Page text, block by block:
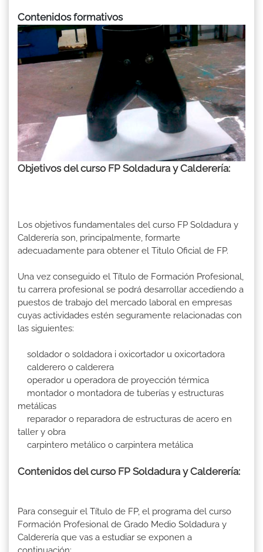
Contenidos formativos
Objetivos del curso FP Soldadura y Calderería:
Los objetivos fundamentales del curso FP Soldadura y
Calderería son, principalmente, formarte
adecuadamente para obtener el Titulo Oficial de FP.
Una vez conseguido el Título de Formación Profesional,
tu carrera profesional se podrá desarrollar accediendo a
puestos de trabajo del mercado laboral en empresas
cuyas actividades estén seguramente relacionadas con
las siguientes:
soldador o soldadora i oxicortador u oxicortadora
calderero o calderera
operador u operadora de proyección térmica
montador o montadora de tuberías y estructuras
metálicas
reparador o reparadora de estructuras de acero en
taller y obra
carpintero metálico o carpintera metálica
Contenidos del curso FP Soldadura y Calderería:
Para conseguir el Título de FP, el programa del curso
Formación Profesional de Grado Medio Soldadura y
Calderería que vas a estudiar se exponen a